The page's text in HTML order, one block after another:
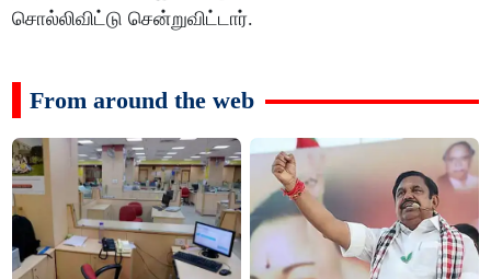
சொல்லிவிட்டு சென்றுவிட்டார்.
From around the web